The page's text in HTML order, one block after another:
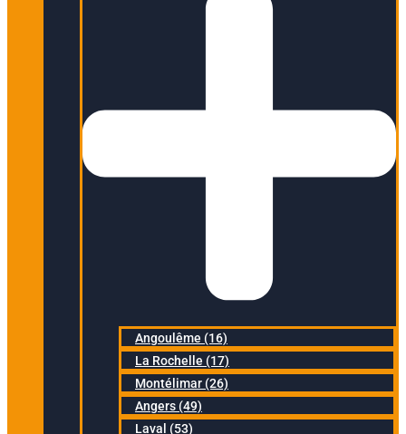
Angoulême (16)
La Rochelle (17)
Montélimar (26)
Angers (49)
Laval (53)